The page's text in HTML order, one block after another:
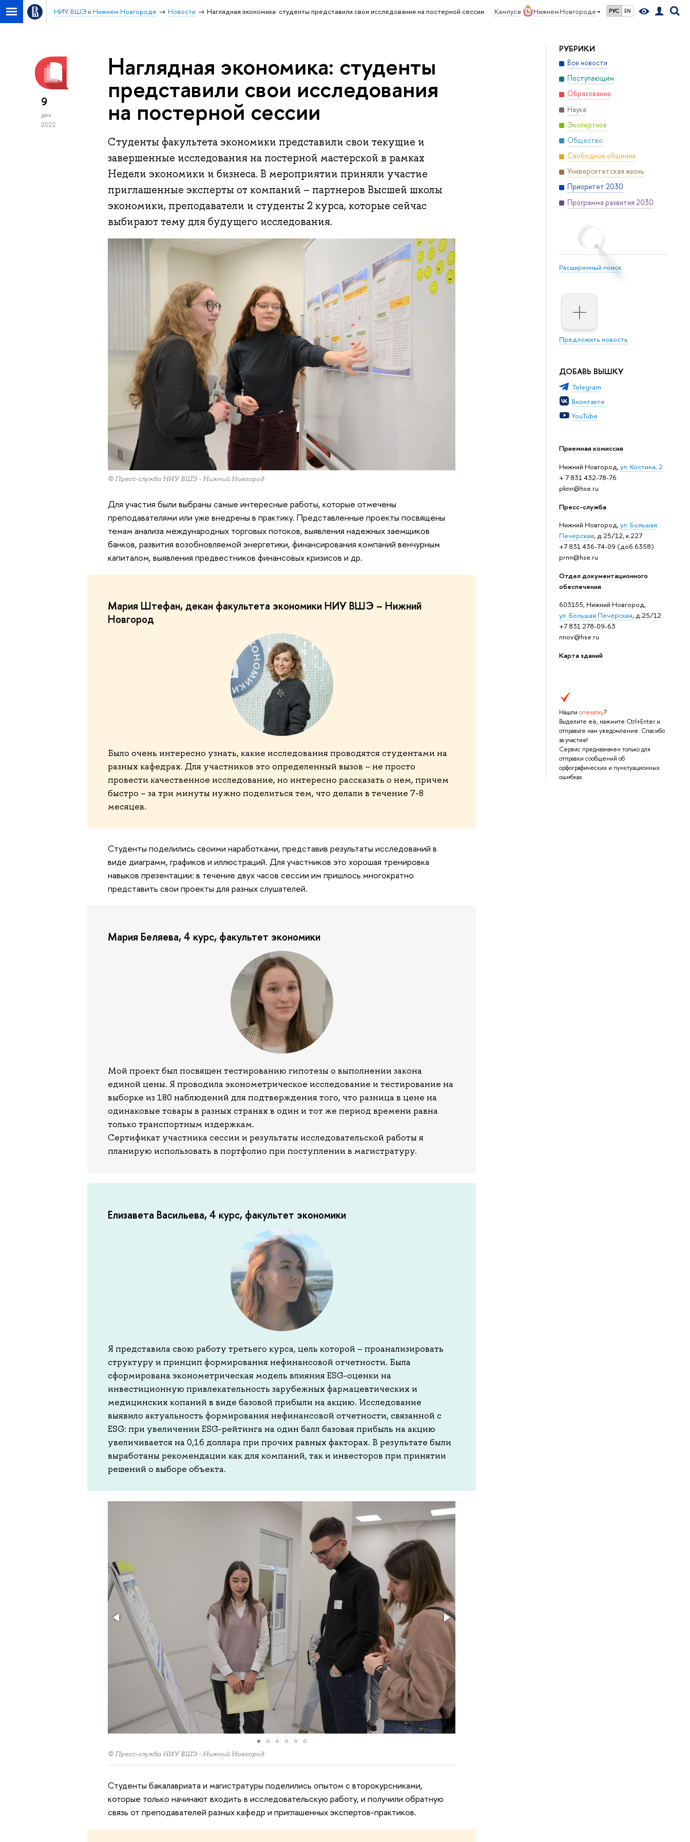
Кампус в Нижнем Новгороде РУС EN
НИУ ВШЭ в Нижнем Новгороде Новости Наглядная экономика: студенты представили свои исследования на постерной сессии
РУБРИКИ
Все новости
Поступающим
Образование
Наука
Экспертиза
Общество
Свободное общение
Университетская жизнь
Приоритет 2030
Программа развития 2030
Расширенный поиск
Предложить новость
ДОБАВЬ ВЫШКУ
Telegram
Вконтакте
YouTube
Приемная комиссия
Нижний Новгород,ул. Костина, 2
+ 7 831 432-78-76
pknn@hse.ru
Пресс-служба
Нижний Новгород,ул. Большая
Печерская, д.25/12, к.227
+7 831 436-74-09 (доб.6358)
prnn@hse.ru
Отдел документационного
обеспечения
603155, Нижний Новгород,
ул. Большая Печерская, д.25/12
+7 831 278-09-63
nnov@hse.ru
Карта зданий
Нашли опечатку?
Выделите её, нажмите Ctrl+Enter и
отправьте нам уведомление. Спасибо
за участие!
Сервис предназначен только для
отправки сообщений об
орфографических и пунктуационных
ошибках.
9
дек
2022
Наглядная экономика: студенты
представили свои исследования
на постерной сессии
Студенты факультета экономики представили свои текущие и
завершенные исследования на постерной мастерской в рамках
Недели экономики и бизнеса. В мероприятии приняли участие
приглашенные эксперты от компаний – партнеров Высшей школы
экономики, преподаватели и студенты 2 курса, которые сейчас
выбирают тему для будущего исследования.
© Пресс-служба НИУ ВШЭ - Нижний Новгород
Для участия были выбраны самые интересные работы, которые отмечены
преподавателями или уже внедрены в практику. Представленные проекты посвящены
темам анализа международных торговых потоков, выявления надежных заемщиков
банков, развития возобновляемой энергетики, финансирования компаний венчурным
капиталом, выявления предвестников финансовых кризисов и др.
Мария Штефан, декан факультета экономики НИУ ВШЭ – Нижний
Новгород
Было очень интересно узнать, какие исследования проводятся студентами на
разных кафедрах. Для участников это определенный вызов – не просто
провести качественное исследование, но интересно рассказать о нем, причем
быстро – за три минуты нужно поделиться тем, что делали в течение 7-8
месяцев.
Студенты поделились своими наработками, представив результаты исследований в
виде диаграмм, графиков и иллюстраций. Для участников это хорошая тренировка
навыков презентации: в течение двух часов сессии им пришлось многократно
представить свои проекты для разных слушателей.
Мария Беляева, 4 курс, факультет экономики
Мой проект был посвящен тестированию гипотезы о выполнении закона
единой цены. Я проводила эконометрическое исследование и тестирование на
выборке из 180 наблюдений для подтверждения того, что разница в цене на
одинаковые товары в разных странах в один и тот же период времени равна
только транспортным издержкам.
Сертификат участника сессии и результаты исследовательской работы я
планирую использовать в портфолио при поступлении в магистратуру.
Елизавета Васильева, 4 курс, факультет экономики
Я представила свою работу третьего курса, цель которой – проанализировать
структуру и принцип формирования нефинансовой отчетности. Была
сформирована эконометрическая модель влияния ESG-оценки на
инвестиционную привлекательность зарубежных фармацевтических и
медицинских копаний в виде базовой прибыли на акцию. Исследование
выявило актуальность формирования нефинансовой отчетности, связанной с
ESG: при увеличении ESG-рейтинга на один балл базовая прибыль на акцию
увеличивается на 0,16 доллара при прочих равных факторах. В результате были
выработаны рекомендации как для компаний, так и инвесторов при принятии
решений о выборе объекта.
© Пресс-служба НИУ ВШЭ - Нижний Новгород
Студенты бакалавриата и магистратуры поделились опытом с второкурсниками,
которые только начинают входить в исследовательскую работу, и получили обратную
связь от преподавателей разных кафедр и приглашенных экспертов-практиков.